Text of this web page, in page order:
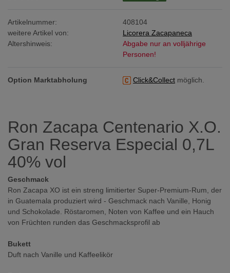
Artikelnummer:
408104
weitere Artikel von:
Licorera Zacapaneca
Altershinweis:
Abgabe nur an volljährige
Personen!
Option Marktabholung Click&Collect möglich.
Ron Zacapa Centenario X.O.
Gran Reserva Especial 0,7L
40% vol
Geschmack
Ron Zacapa XO ist ein streng limitierter Super-Premium-Rum, der
in Guatemala produziert wird - Geschmack nach Vanille, Honig
und Schokolade. Röstaromen, Noten von Kaffee und ein Hauch
von Früchten runden das Geschmacksprofil ab
Bukett
Duft nach Vanille und Kaffeelikör